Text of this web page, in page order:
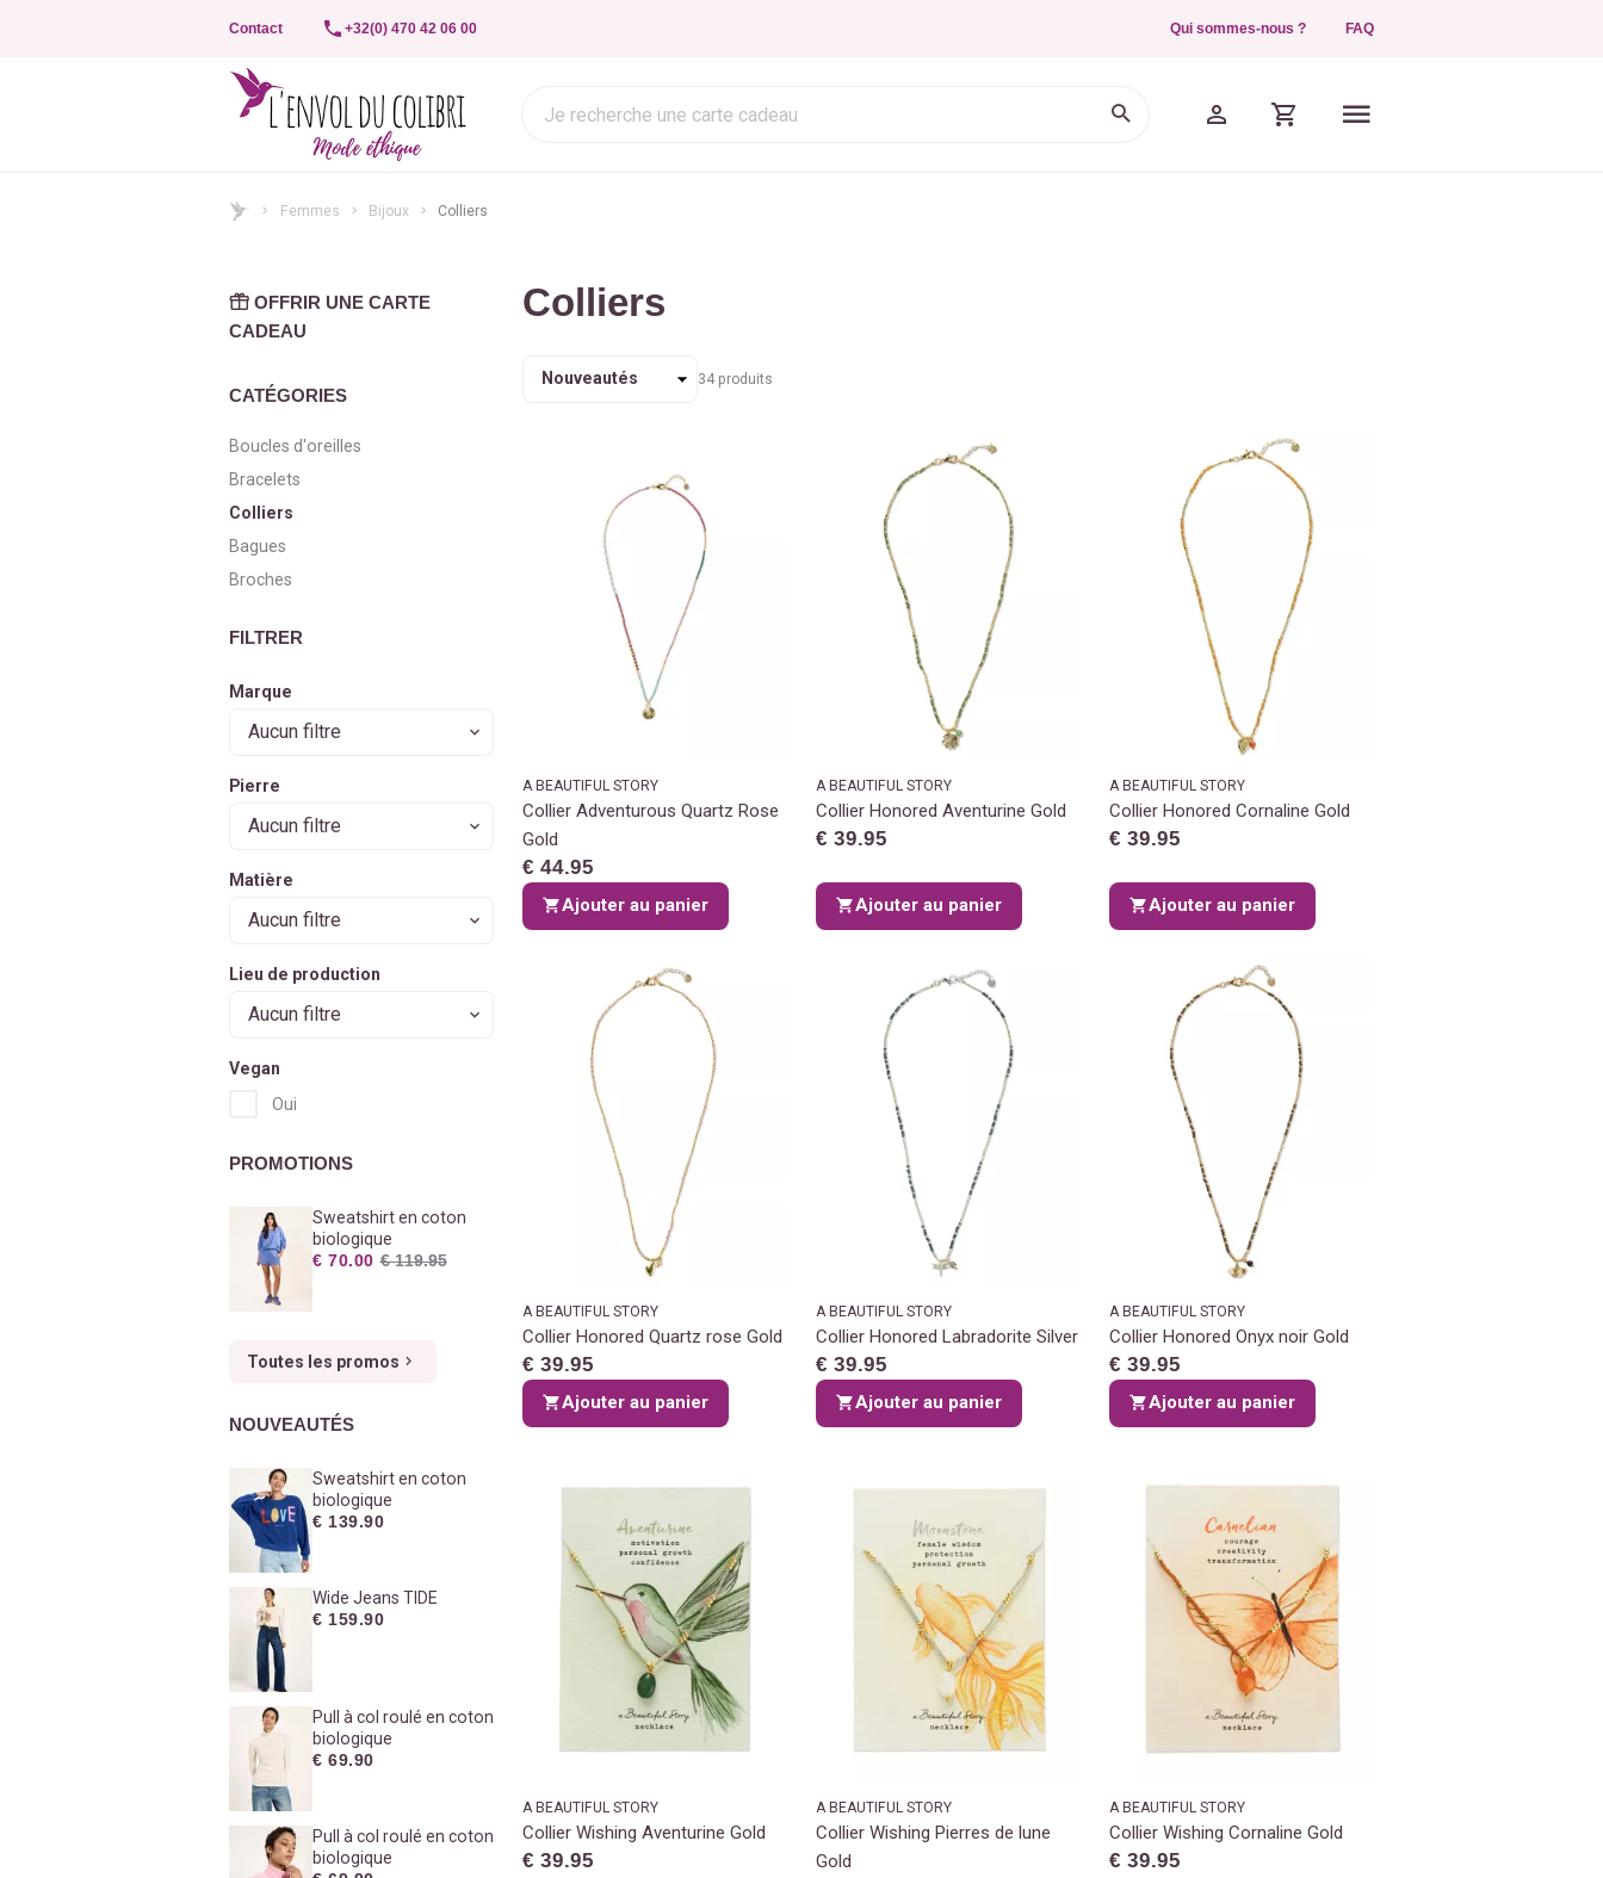
Contact +32(0) 470 42 06 00 Qui sommes-nous ? FAQ
Femmes Bijoux Colliers
OFFRIR UNE CARTE
CADEAU
CATÉGORIES
Boucles d'oreilles
Bracelets
Colliers
Bagues
Broches
FILTRER
Marque
Aucun filtre
Pierre
Aucun filtre
Matière
Aucun filtre
Lieu de production
Aucun filtre
Vegan
Oui
PROMOTIONS
Sweatshirt en coton
biologique
€ 70.00€ 119.95
Toutes les promos
NOUVEAUTÉS
Sweatshirt en coton
biologique
€ 139.90
Wide Jeans TIDE
€ 159.90
Pull à col roulé en coton
biologique
€ 69.90
Pull à col roulé en coton
biologique
Colliers
Trier
34 produits
A BEAUTIFUL STORY
Collier Adventurous Quartz Rose
Gold
€ 44.95
Ajouter au panier
A BEAUTIFUL STORY
Collier Honored Aventurine Gold
€ 39.95
Ajouter au panier
A BEAUTIFUL STORY
Collier Honored Cornaline Gold
€ 39.95
Ajouter au panier
A BEAUTIFUL STORY
Collier Honored Quartz rose Gold
€ 39.95
Ajouter au panier
A BEAUTIFUL STORY
Collier Honored Labradorite Silver
€ 39.95
Ajouter au panier
A BEAUTIFUL STORY
Collier Honored Onyx noir Gold
€ 39.95
Ajouter au panier
A BEAUTIFUL STORY
Collier Wishing Aventurine Gold
€ 39.95
A BEAUTIFUL STORY
Collier Wishing Pierres de lune
Gold
A BEAUTIFUL STORY
Collier Wishing Cornaline Gold
€ 39.95